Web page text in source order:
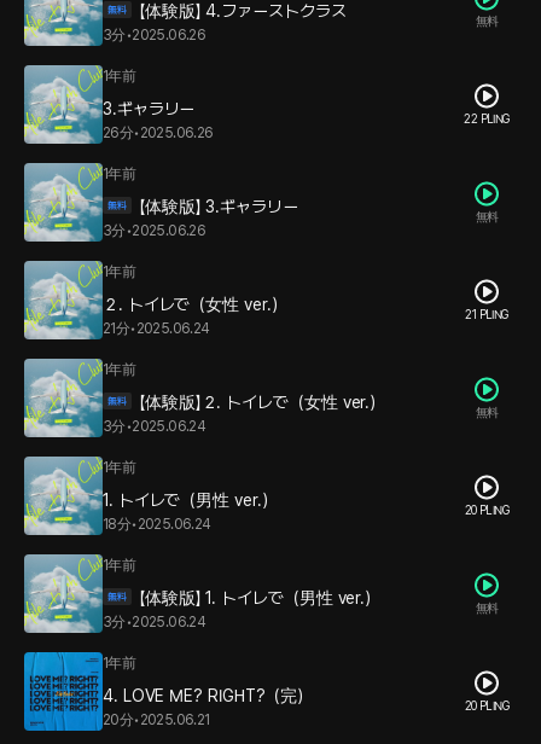
【体験版】 4.ファーストクラス
3分•2025.06.26
無料
1年前
3.ギャラリー
26分• 2025.06.26
22 PLING
1年前
【体験版】 3.ギャラリー
3分•2025.06.26
無料
1年前
２. トイレで（女性 ver.）
21分• 2025.06.24
21 PLING
1年前
【体験版】２. トイレで（女性 ver.）
3分•2025.06.24
無料
1年前
1. トイレで（男性 ver.）
18分• 2025.06.24
20 PLING
1年前
【体験版】 1. トイレで（男性 ver.）
3分•2025.06.24
無料
1年前
4. LOVE ME? RIGHT?（完）
20分• 2025.06.21
20 PLING